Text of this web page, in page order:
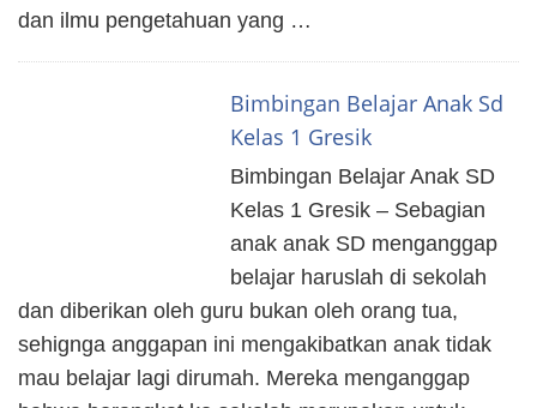
dan ilmu pengetahuan yang …
Bimbingan Belajar Anak Sd
Kelas 1 Gresik
Bimbingan Belajar Anak SD
Kelas 1 Gresik – Sebagian
anak anak SD menganggap
belajar haruslah di sekolah
dan diberikan oleh guru bukan oleh orang tua,
sehignga anggapan ini mengakibatkan anak tidak
mau belajar lagi dirumah. Mereka menganggap